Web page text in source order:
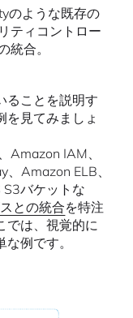
のような既存の
ティコントロー
統合。
ることを説明す
を見てみましょ
Amazon IAM、
Amazon ELB、
バケットな
との統合を特注
では、視覚的に
例です。